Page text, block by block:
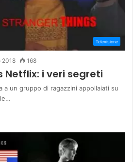
Televisione
2018 168
Netflix: i veri segreti
a un gruppo di ragazzini appollaiati su